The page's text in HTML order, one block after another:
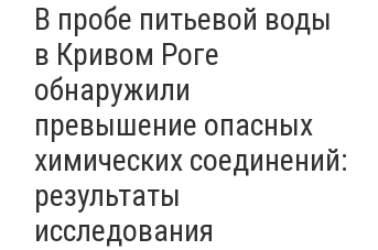
ПВО уничтожила и
подавила 114 БпЛА
Общенациональная минута
молчания: Украина чтит
память жертв войны, -
09:00
В пробе питьевой воды
в Кривом Роге
обнаружили
превышение опасных
химических соединений:
результаты
исследования